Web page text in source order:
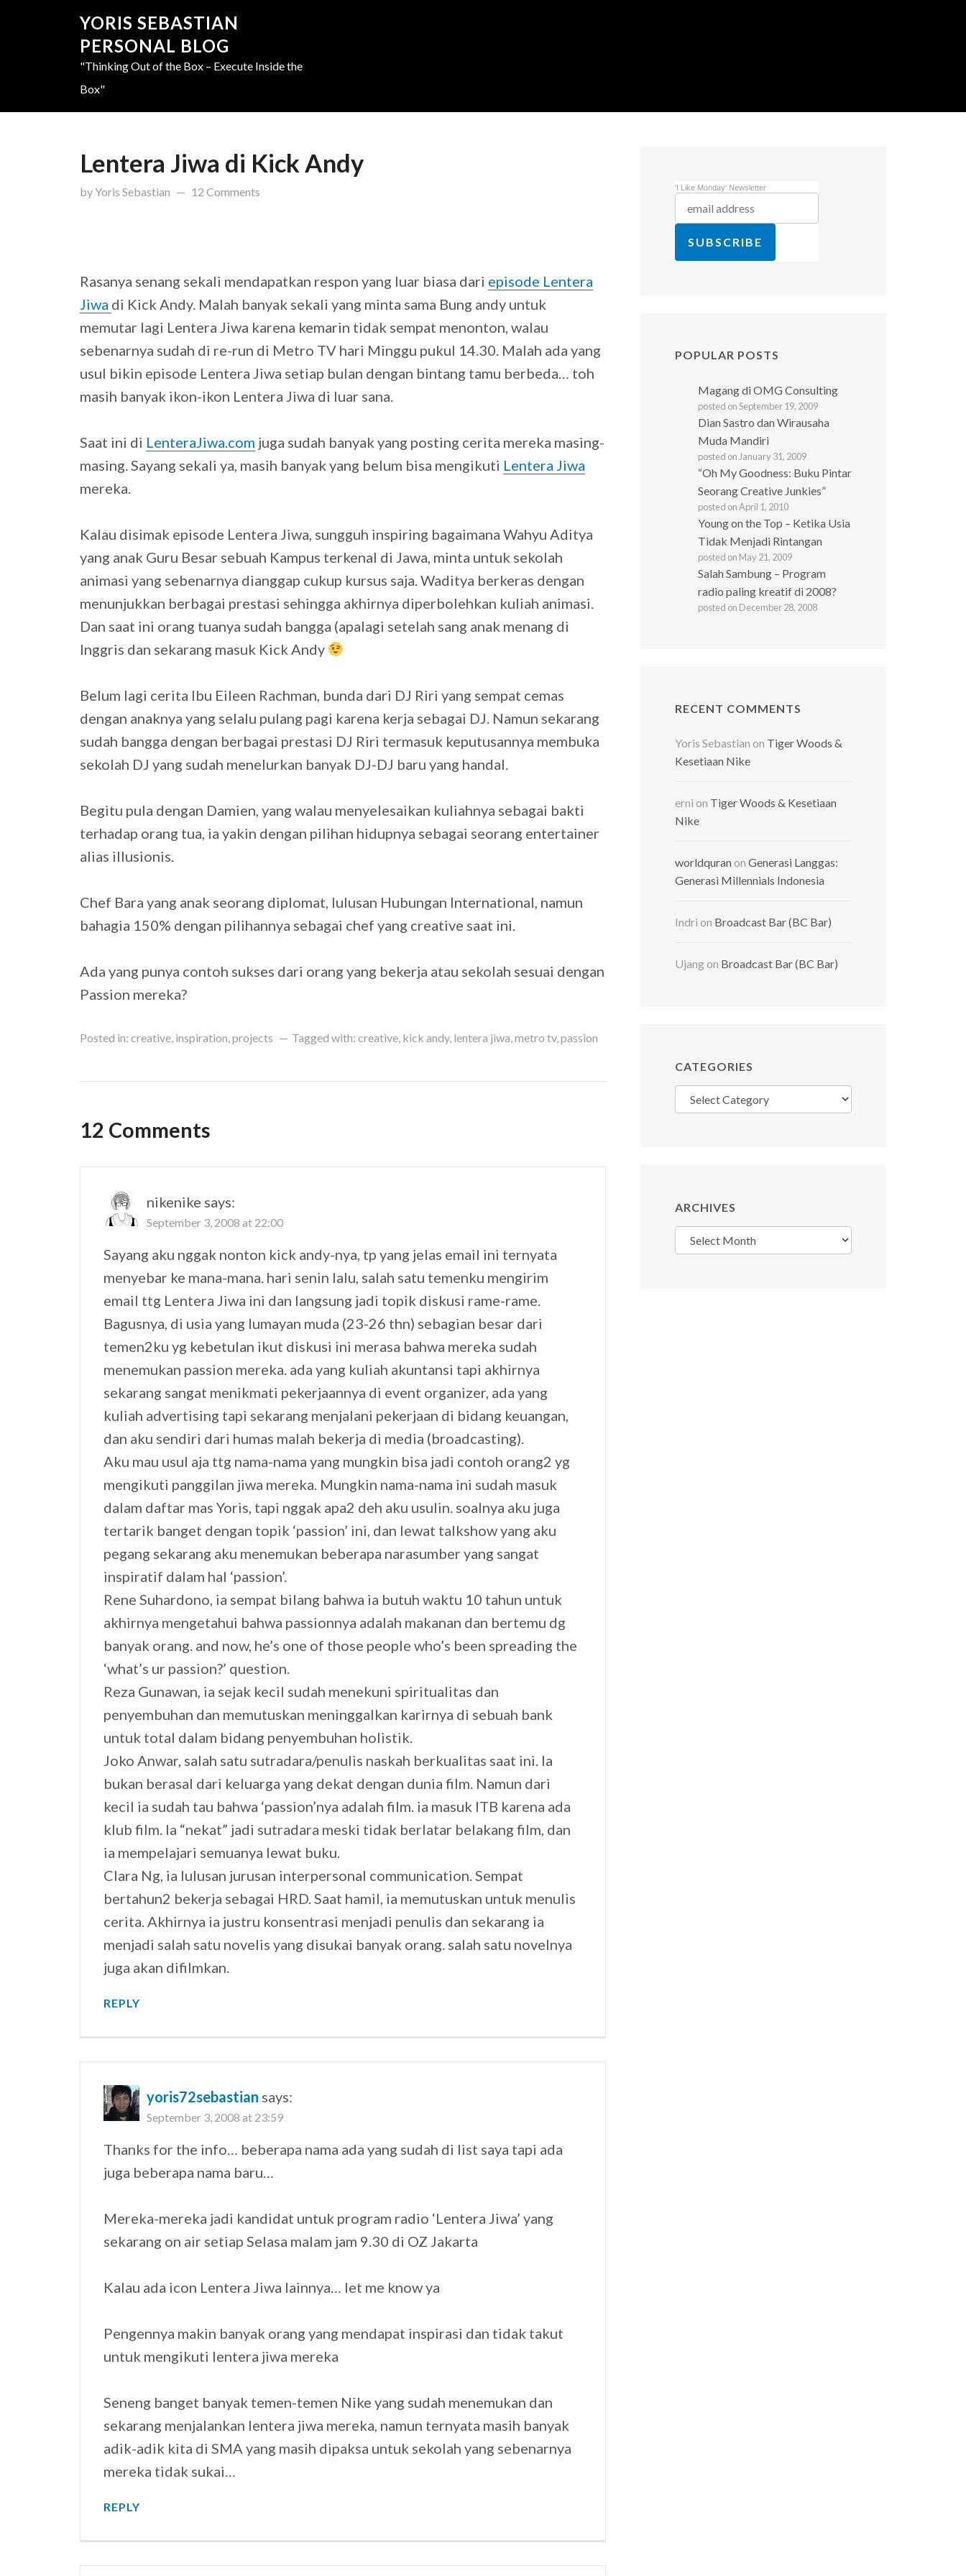
YORIS SEBASTIAN
PERSONAL BLOG
"Thinking Out of the Box – Execute Inside the
Box"
Lentera Jiwa di Kick Andy
by Yoris Sebastian updated onMarch 31, 2019
12 Comments
Rasanya senang sekali mendapatkan respon yang luar biasa dari episode Lentera
Jiwa di Kick Andy. Malah banyak sekali yang minta sama Bung andy untuk
memutar lagi Lentera Jiwa karena kemarin tidak sempat menonton, walau
sebenarnya sudah di re-run di Metro TV hari Minggu pukul 14.30. Malah ada yang
usul bikin episode Lentera Jiwa setiap bulan dengan bintang tamu berbeda… toh
masih banyak ikon-ikon Lentera Jiwa di luar sana.
Saat ini di LenteraJiwa.com juga sudah banyak yang posting cerita mereka masing-
masing. Sayang sekali ya, masih banyak yang belum bisa mengikuti Lentera Jiwa
mereka.
Kalau disimak episode Lentera Jiwa, sungguh inspiring bagaimana Wahyu Aditya
yang anak Guru Besar sebuah Kampus terkenal di Jawa, minta untuk sekolah
animasi yang sebenarnya dianggap cukup kursus saja. Waditya berkeras dengan
menunjukkan berbagai prestasi sehingga akhirnya diperbolehkan kuliah animasi.
Dan saat ini orang tuanya sudah bangga (apalagi setelah sang anak menang di
Inggris dan sekarang masuk Kick Andy
Belum lagi cerita Ibu Eileen Rachman, bunda dari DJ Riri yang sempat cemas
dengan anaknya yang selalu pulang pagi karena kerja sebagai DJ. Namun sekarang
sudah bangga dengan berbagai prestasi DJ Riri termasuk keputusannya membuka
sekolah DJ yang sudah menelurkan banyak DJ-DJ baru yang handal.
Begitu pula dengan Damien, yang walau menyelesaikan kuliahnya sebagai bakti
terhadap orang tua, ia yakin dengan pilihan hidupnya sebagai seorang entertainer
alias illusionis.
Chef Bara yang anak seorang diplomat, lulusan Hubungan International, namun
bahagia 150% dengan pilihannya sebagai chef yang creative saat ini.
Ada yang punya contoh sukses dari orang yang bekerja atau sekolah sesuai dengan
Passion mereka?
Posted in: creative, inspiration,projects Tagged with: creative, kick andy, lentera jiwa,metro tv,passion
12 Comments
nikenike says:
September 3, 2008 at 22:00
Sayang aku nggak nonton kick andy-nya, tp yang jelas email ini ternyata
menyebar ke mana-mana. hari senin lalu, salah satu temenku mengirim
email ttg Lentera Jiwa ini dan langsung jadi topik diskusi rame-rame.
Bagusnya, di usia yang lumayan muda (23-26 thn) sebagian besar dari
temen2ku yg kebetulan ikut diskusi ini merasa bahwa mereka sudah
menemukan passion mereka. ada yang kuliah akuntansi tapi akhirnya
sekarang sangat menikmati pekerjaannya di event organizer, ada yang
kuliah advertising tapi sekarang menjalani pekerjaan di bidang keuangan,
dan aku sendiri dari humas malah bekerja di media (broadcasting).
Aku mau usul aja ttg nama-nama yang mungkin bisa jadi contoh orang2 yg
mengikuti panggilan jiwa mereka. Mungkin nama-nama ini sudah masuk
dalam daftar mas Yoris, tapi nggak apa2 deh aku usulin. soalnya aku juga
tertarik banget dengan topik ‘passion’ ini, dan lewat talkshow yang aku
pegang sekarang aku menemukan beberapa narasumber yang sangat
inspiratif dalam hal ‘passion’.
Rene Suhardono, ia sempat bilang bahwa ia butuh waktu 10 tahun untuk
akhirnya mengetahui bahwa passionnya adalah makanan dan bertemu dg
banyak orang. and now, he’s one of those people who’s been spreading the
‘what’s ur passion?’ question.
Reza Gunawan, ia sejak kecil sudah menekuni spiritualitas dan
penyembuhan dan memutuskan meninggalkan karirnya di sebuah bank
untuk total dalam bidang penyembuhan holistik.
Joko Anwar, salah satu sutradara/penulis naskah berkualitas saat ini. Ia
bukan berasal dari keluarga yang dekat dengan dunia film. Namun dari
kecil ia sudah tau bahwa ‘passion’nya adalah film. ia masuk ITB karena ada
klub film. Ia “nekat” jadi sutradara meski tidak berlatar belakang film, dan
ia mempelajari semuanya lewat buku.
Clara Ng, ia lulusan jurusan interpersonal communication. Sempat
bertahun2 bekerja sebagai HRD. Saat hamil, ia memutuskan untuk menulis
cerita. Akhirnya ia justru konsentrasi menjadi penulis dan sekarang ia
menjadi salah satu novelis yang disukai banyak orang. salah satu novelnya
juga akan difilmkan.
REPLY
yoris72sebastian says:
September 3, 2008 at 23:59
Thanks for the info… beberapa nama ada yang sudah di list saya tapi ada
juga beberapa nama baru…
Mereka-mereka jadi kandidat untuk program radio ‘Lentera Jiwa’ yang
sekarang on air setiap Selasa malam jam 9.30 di OZ Jakarta
Kalau ada icon Lentera Jiwa lainnya… let me know ya
Pengennya makin banyak orang yang mendapat inspirasi dan tidak takut
untuk mengikuti lentera jiwa mereka
Seneng banget banyak temen-temen Nike yang sudah menemukan dan
sekarang menjalankan lentera jiwa mereka, namun ternyata masih banyak
adik-adik kita di SMA yang masih dipaksa untuk sekolah yang sebenarnya
mereka tidak sukai…
REPLY
'I Like Monday' Newsletter
POPULAR POSTS
Magang di OMG Consulting
posted on September 19, 2009
Dian Sastro dan Wirausaha
Muda Mandiri
posted on January 31, 2009
“Oh My Goodness: Buku Pintar
Seorang Creative Junkies”
posted on April 1, 2010
Young on the Top – Ketika Usia
Tidak Menjadi Rintangan
posted on May 21, 2009
Salah Sambung – Program
radio paling kreatif di 2008?
posted on December 28, 2008
RECENT COMMENTS
Yoris Sebastian on Tiger Woods &
Kesetiaan Nike
erni on Tiger Woods & Kesetiaan
Nike
worldquran on Generasi Langgas:
Generasi Millennials Indonesia
Indri on Broadcast Bar (BC Bar)
Ujangon Broadcast Bar (BC Bar)
CATEGORIES
ARCHIVES